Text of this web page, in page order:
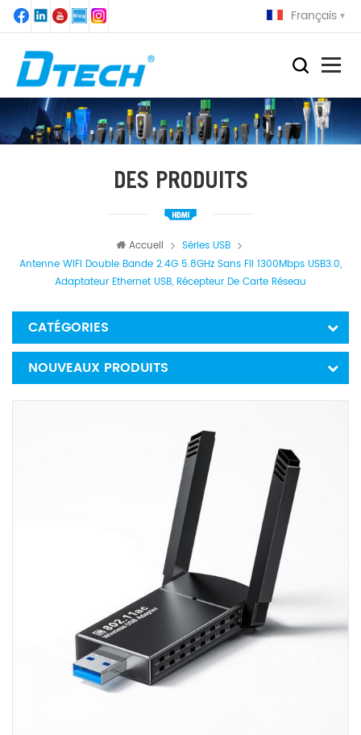
Français
DES PRODUITS
Accueil
Séries USB
Antenne WiFi Double Bande 2.4G 5.8GHz Sans Fil 1300Mbps USB3.0,
Adaptateur Ethernet USB, Récepteur De Carte Réseau
CATÉGORIES
NOUVEAUX PRODUITS